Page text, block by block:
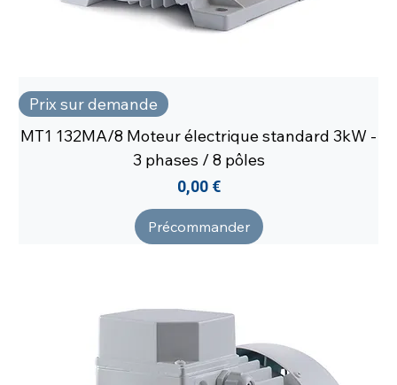
Prix sur demande
MT1 132MA/8 Moteur électrique standard 3kW -
3 phases / 8 pôles
Prix
0,00 €
Précommander